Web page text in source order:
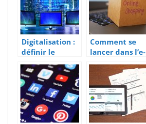
Digitalisation :
définir le
processus de
transformation
numérique
Comment se
lancer dans l’e-
commerce ?